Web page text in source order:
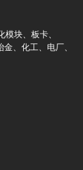
块、板卡、
、化工、电厂、